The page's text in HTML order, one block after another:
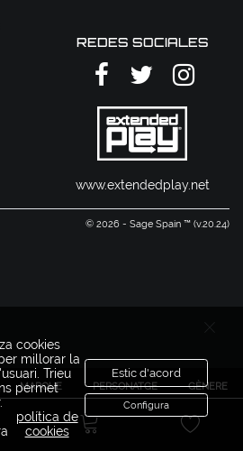
MARQUE PERSONATGE GÈNERE
REDES SOCIALES
www.extendedplay.net
© 2026 - Sage Spain ™ (v.20.24)
cookies
millorar la
Trieu
permet
política de
cookies
Estic d'acord
Configura